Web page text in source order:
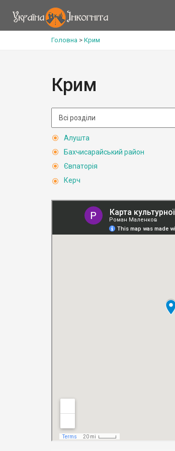
Головна > Крим
Крим
Алушта
Бахчисарайський район
Євпаторія
Керч